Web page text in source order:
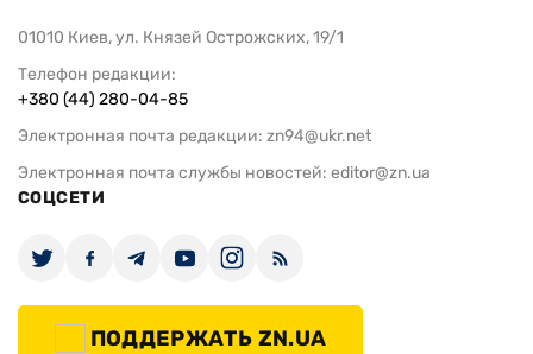
01010 Киев, ул. Князей Острожских, 19/1
Телефон редакции:
+380 (44) 280-04-85
Электронная почта редакции: zn94@ukr.net
Электронная почта службы новостей: editor@zn.ua
СОЦСЕТИ
ПОДДЕРЖАТЬ ZN.UA